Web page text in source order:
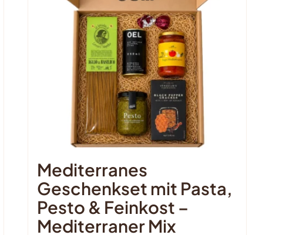
Mediterranes
Geschenkset mit Pasta,
Pesto & Feinkost –
Mediterraner Mix